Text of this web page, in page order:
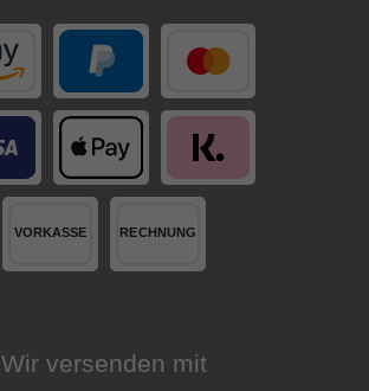
Wir versenden mit